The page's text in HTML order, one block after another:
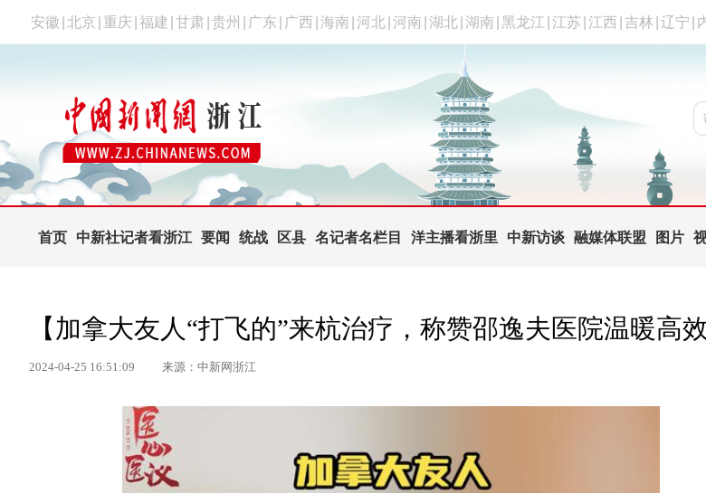
安徽 北京 重庆 福建 甘肃 贵州 广东 广西 海南 河北 河南 湖北 湖南 黑龙江 江苏 江西 吉林 辽宁
首页 中新社记者看浙江 要闻 统战 区县 名记者名栏目 洋主播看浙里 中新访谈 融媒体联盟 图片
【加拿大友人“打飞的”来杭治疗，称赞邵逸夫医院温暖高效
2024-04-25 16:51:09 来源：中新网浙江